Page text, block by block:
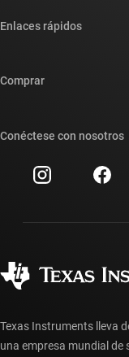
Sala de redacción
Relaciones con los
Fabricación
Enlaces rápidos
Búsqueda de
Centro de atención
Preguntas
Comprar
Preguntas
Conéctese con nosotros
Texas Instruments lleva
una empresa mundial de